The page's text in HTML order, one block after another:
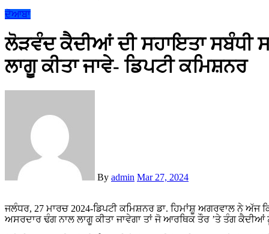
ਦੋਆਬਾ
ਲੋੜਵੰਦ ਕੈਦੀਆਂ ਦੀ ਸਹਾਇਤਾ ਸਬੰਧੀ
ਲਾਗੂ ਕੀਤਾ ਜਾਵੇ- ਡਿਪਟੀ ਕਮਿਸ਼ਨਰ
By admin Mar 27, 2024
ਜਲੰਧਰ, 27 ਮਾਰਚ 2024-ਡਿਪਟੀ ਕਮਿਸ਼ਨਰ ਡਾ. ਹਿਮਾਂਸ਼ੂ ਅਗਰਵਾਲ ਨੇ ਅੱਜ ਕਿਹਾ ਕਿ ਲੋੜਵੰਦ ਕੈਦੀਆਂ ਨੂੰ ਸਹਾਇਤਾ ਸਬੰਧੀ ਸਕੀਮ ਨੂੰ ਜ਼ਿਲ੍ਹੇ ਵਿੱਚ
ਅਸਰਦਾਰ ਢੰਗ ਨਾਲ ਲਾਗੂ ਕੀਤਾ ਜਾਵੇਗਾ ਤਾਂ ਜੋ ਆਰਥਿਕ ਤੌਰ ’ਤੇ ਤੰਗ